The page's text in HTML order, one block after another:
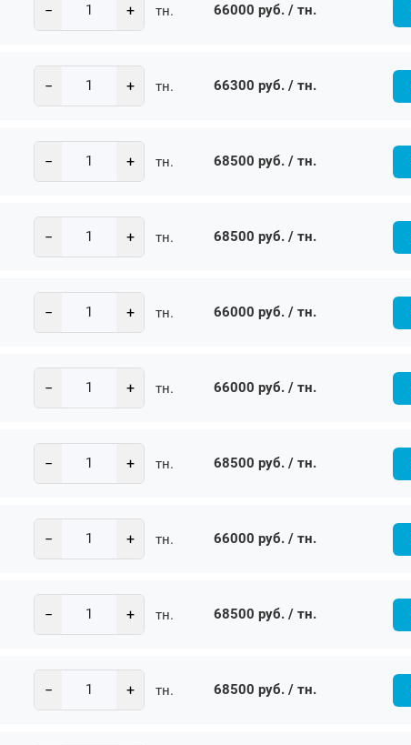
− + тн. 66000 руб. / тн.
− + тн. 66300 руб. / тн.
− + тн. 68500 руб. / тн.
− + тн. 68500 руб. / тн.
− + тн. 66000 руб. / тн.
− + тн. 66000 руб. / тн.
− + тн. 68500 руб. / тн.
− + тн. 66000 руб. / тн.
− + тн. 68500 руб. / тн.
− + тн. 68500 руб. / тн.